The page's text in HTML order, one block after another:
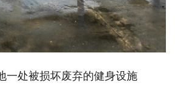
一处被损坏废弃的健身设施